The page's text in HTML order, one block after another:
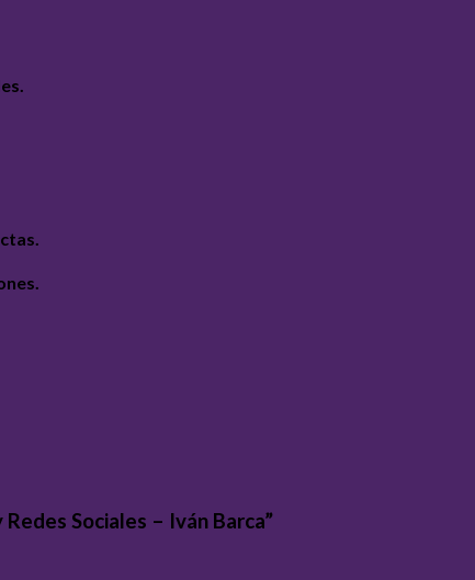
Sociales – Iván Barca”